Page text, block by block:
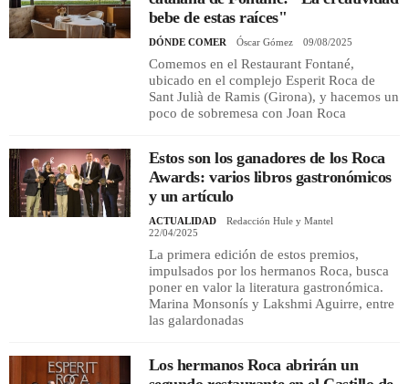
bebe de estas raíces"
DÓNDE COMER Óscar Gómez 09/08/2025
Comemos en el Restaurant Fontané,
ubicado en el complejo Esperit Roca de
Sant Julià de Ramis (Girona), y hacemos un
poco de sobremesa con Joan Roca
Estos son los ganadores de los Roca
Awards: varios libros gastronómicos
y un artículo
ACTUALIDAD
Redacción Hule y Mantel
22/04/2025
La primera edición de estos premios,
impulsados por los hermanos Roca, busca
poner en valor la literatura gastronómica.
Marina Monsonís y Lakshmi Aguirre, entre
las galardonadas
Los hermanos Roca abrirán un